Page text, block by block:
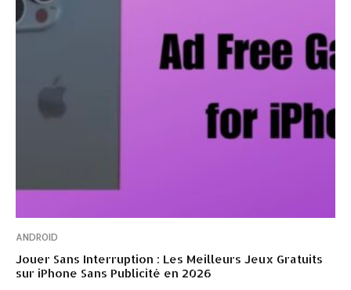
ANDROID
Jouer Sans Interruption : Les Meilleurs Jeux Gratuits
sur iPhone Sans Publicité en 2026